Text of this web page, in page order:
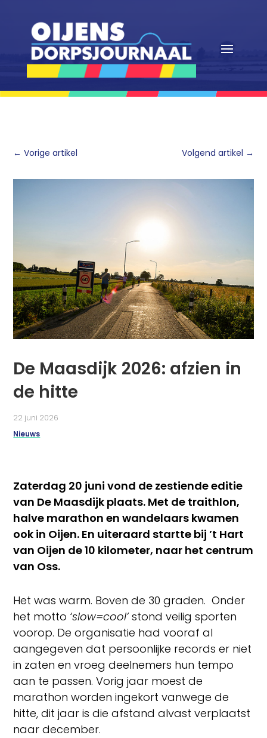
←Vorige artikel Volgend artikel →
De Maasdijk 2026: afzien in
de hitte
22 juni 2026
Nieuws
Zaterdag 20 juni vond de zestiende editie
van De Maasdijk plaats. Met de traithlon,
halve marathon en wandelaars kwamen
ook in Oijen. En uiteraard startte bij ’t Hart
van Oijen de 10 kilometer, naar het centrum
van Oss.
Het was warm. Boven de 30 graden. Onder
het motto ‘slow=cool’stond veilig sporten
voorop. De organisatie had vooraf al
aangegeven dat persoonlijke records er niet
in zaten en vroeg deelnemers hun tempo
aan te passen. Vorig jaar moest de
marathon worden ingekort vanwege de
hitte, dit jaar is die afstand alvast verplaatst
naar december.